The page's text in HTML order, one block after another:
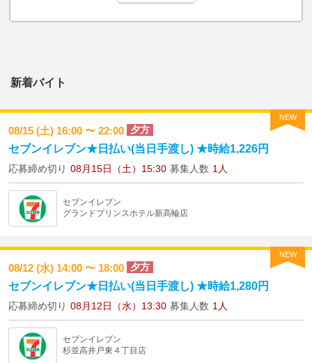
新着バイト
NEW
08/15 (土) 16:00 〜 22:00 夕方
セブンイレブン★日払い(当日手渡し) ★時給1,226円
応募締め切り 08月15日（土）15:30 募集人数 1人
セブンイレブン
グランドプリンスホテル新高輪店
NEW
08/12 (水) 14:00 〜 18:00 夕方
セブンイレブン★日払い(当日手渡し) ★時給1,280円
応募締め切り 08月12日（水）13:30 募集人数 1人
セブンイレブン
杉並高井戸東４丁目店